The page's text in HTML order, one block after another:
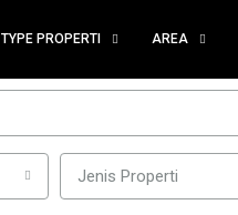
TYPE PROPERTI AREA
Jenis Properti